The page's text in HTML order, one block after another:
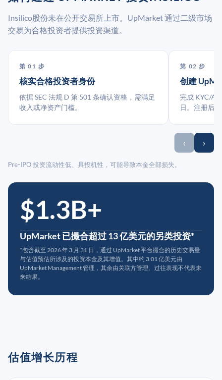
Insilico股份未在公开交易所上市。UpMarket 通过二级市场
交易为合格投资者提供投资渠道。
第 01 步
核实合格投资者身份
依据 SEC 法规 D 第 501 条确认资格，需满足
收入或净资产门槛。
第 02 步
创建
完成 KYC/
日。注册后
‹ ›
Pre-IPO 投资流动性低、具投机性，可能导致本金全部损失。
$1.3B+
UpMarket 已撮合超过 13 亿美元的另类投资*
*包含截至 2026 年 3 月 31 日，通过 UpMarket 平台撮合的历史交易量
与估值预估所涉及的投资本金及其增值。其中约 3.01 亿美元由
UpMarket Management 管理，其余由关联方管理。过往表现不代表未
来结果。
估值增长历程